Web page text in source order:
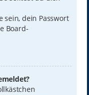
sein, dein Passwort
Board-